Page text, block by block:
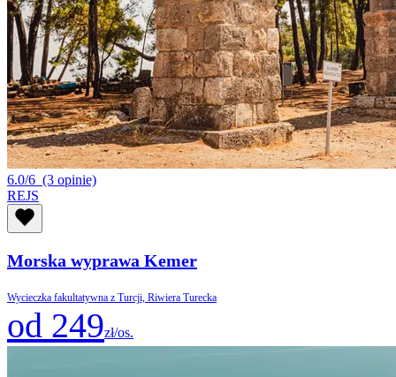
6.0/6 (3 opinie)
REJS
Morska wyprawa Kemer
Wycieczka fakultatywna z Turcji, Riwiera Turecka
od 249zł/os.